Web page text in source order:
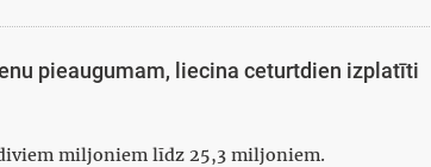
pieaugumam, liecina ceturtdien izplatīti
miljoniem līdz 25,3 miljoniem.